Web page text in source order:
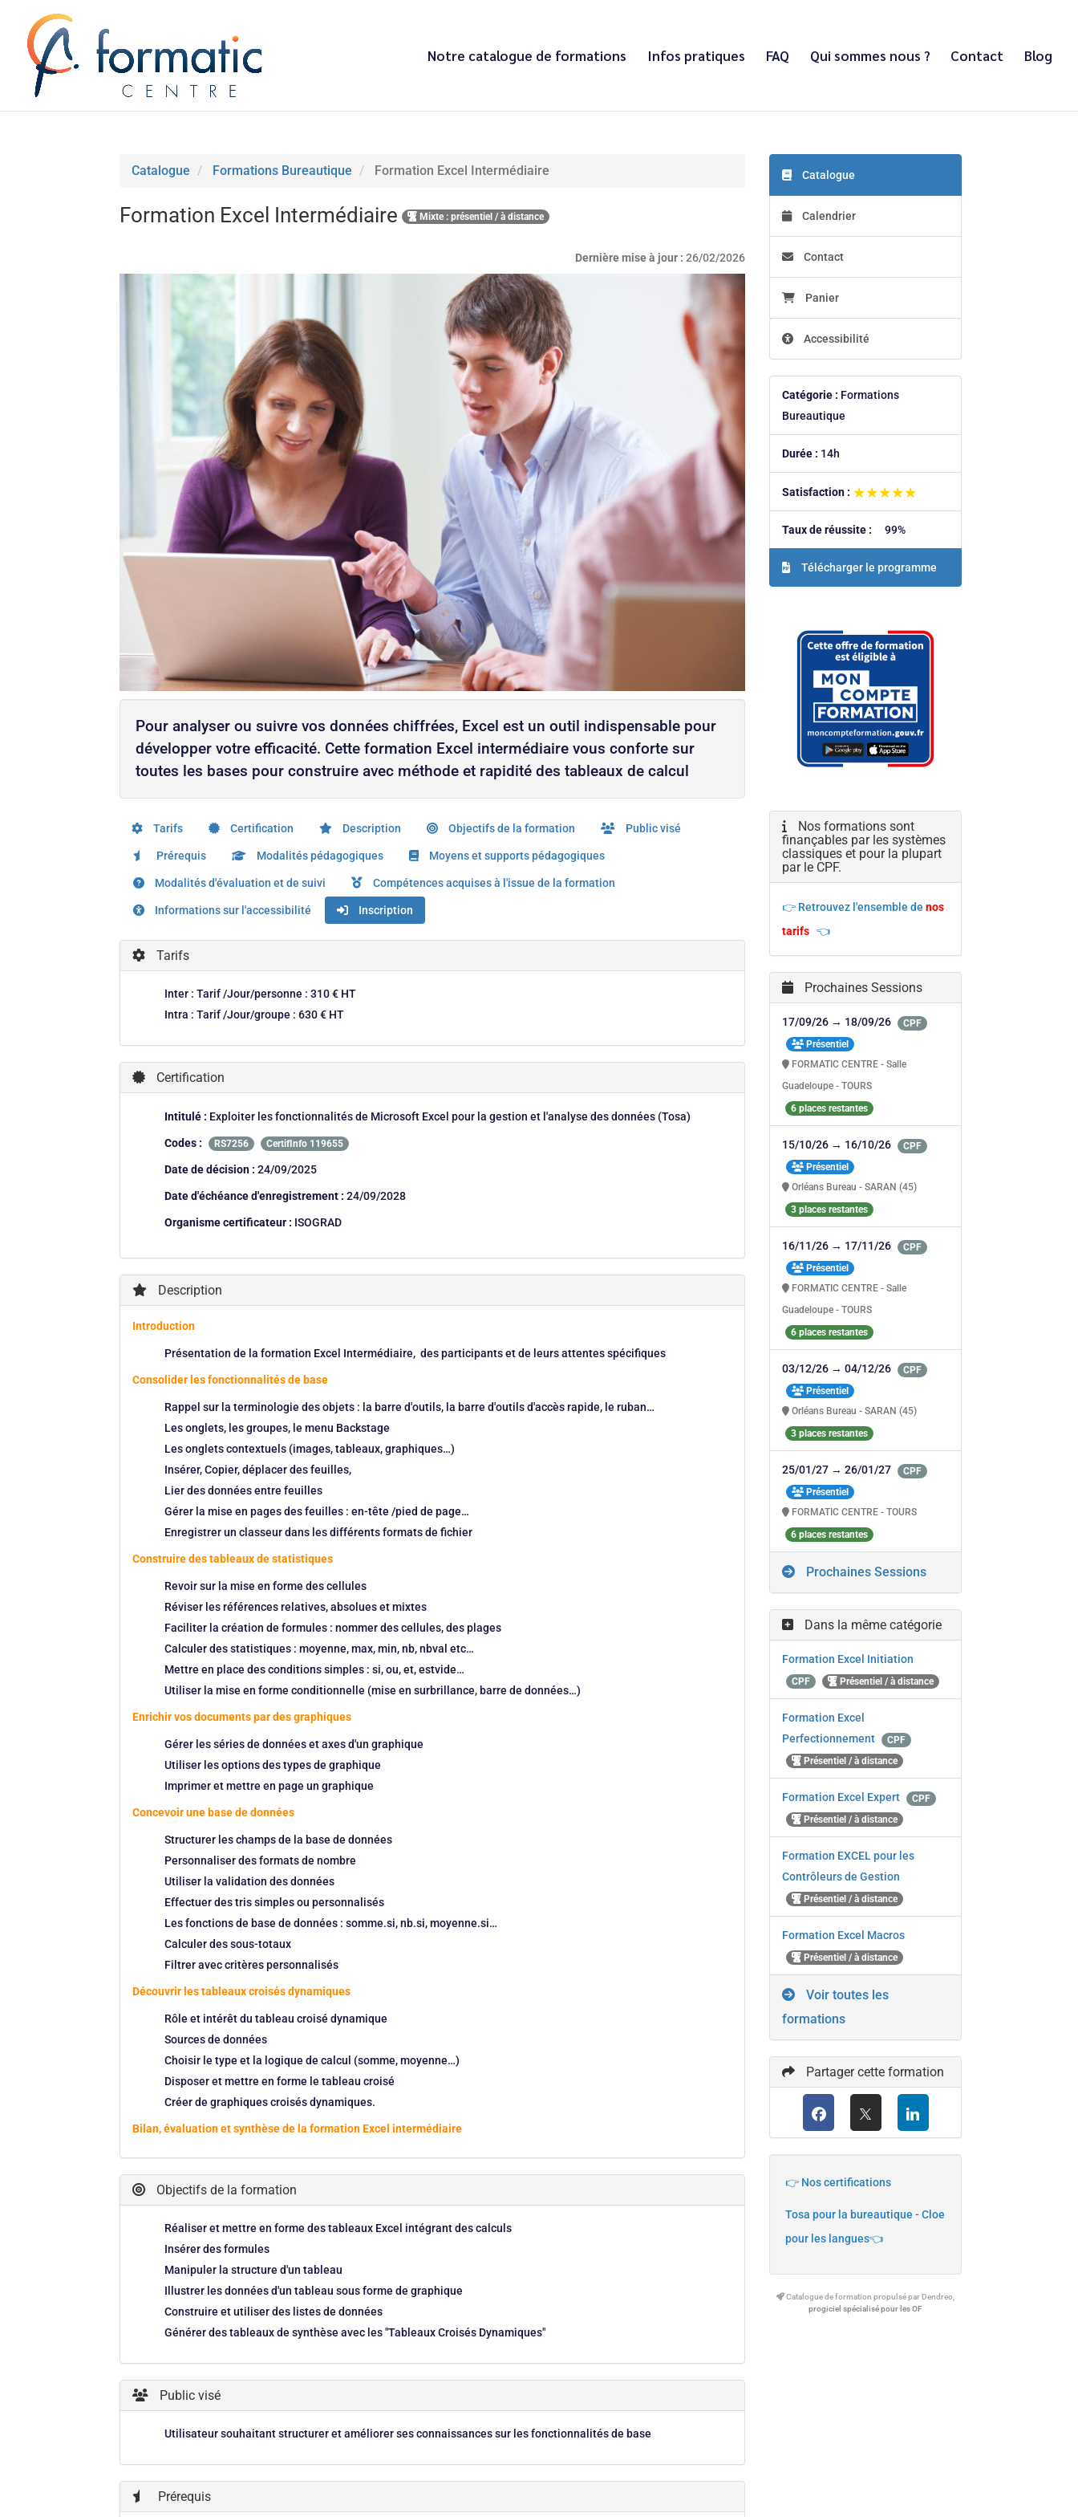
Notre catalogue de formations Infos pratiques FAQ Qui sommes nous ? Contact Blog
Catalogue Formations Bureautique Formation Excel Intermédiaire
Formation Excel Intermédiaire Mixte : présentiel / à distance
Dernière mise à jour :26/02/2026
Pour analyser ou suivre vos données chiffrées, Excel est un outil indispensable pour
développer votre efficacité. Cette formation Excel intermédiaire vous conforte sur
toutes les bases pour construire avec méthode et rapidité des tableaux de calcul
Tarifs Certification Description Objectifs de la formation Public visé
Prérequis Modalités pédagogiques Moyens et supports pédagogiques
Modalités d'évaluation et de suivi Compétences acquises à l'issue de la formation
Informations sur l'accessibilité Inscription
Tarifs
Inter : Tarif /Jour/personne : 310 € HT
Intra : Tarif /Jour/groupe : 630 € HT
Certification
Intitulé : Exploiter les fonctionnalités de Microsoft Excel pour la gestion et l'analyse des données (Tosa)
Codes : RS7256 CertifInfo 119655
Date de décision : 24/09/2025
Date d'échéance d'enregistrement : 24/09/2028
Organisme certificateur : ISOGRAD
Description
Introduction
Présentation de la formation Excel Intermédiaire, des participants et de leurs attentes spécifiques
Consolider les fonctionnalités de base
Rappel sur la terminologie des objets : la barre d'outils, la barre d'outils d'accès rapide, le ruban…
Les onglets, les groupes, le menu Backstage
Les onglets contextuels (images, tableaux, graphiques…)
Insérer, Copier, déplacer des feuilles,
Lier des données entre feuilles
Gérer la mise en pages des feuilles : en-tête /pied de page…
Enregistrer un classeur dans les différents formats de fichier
Construire des tableaux de statistiques
Revoir sur la mise en forme des cellules
Réviser les références relatives, absolues et mixtes
Faciliter la création de formules : nommer des cellules, des plages
Calculer des statistiques : moyenne, max, min, nb, nbval etc…
Mettre en place des conditions simples : si, ou, et, estvide…
Utiliser la mise en forme conditionnelle (mise en surbrillance, barre de données…)
Enrichir vos documents par des graphiques
Gérer les séries de données et axes d'un graphique
Utiliser les options des types de graphique
Imprimer et mettre en page un graphique
Concevoir une base de données
Structurer les champs de la base de données
Personnaliser des formats de nombre
Utiliser la validation des données
Effectuer des tris simples ou personnalisés
Les fonctions de base de données : somme.si, nb.si, moyenne.si…
Calculer des sous-totaux
Filtrer avec critères personnalisés
Découvrir les tableaux croisés dynamiques
Rôle et intérêt du tableau croisé dynamique
Sources de données
Choisir le type et la logique de calcul (somme, moyenne…)
Disposer et mettre en forme le tableau croisé
Créer de graphiques croisés dynamiques.
Bilan, évaluation et synthèse de la formation Excel intermédiaire
Objectifs de la formation
Réaliser et mettre en forme des tableaux Excel intégrant des calculs
Insérer des formules
Manipuler la structure d'un tableau
Illustrer les données d'un tableau sous forme de graphique
Construire et utiliser des listes de données
Générer des tableaux de synthèse avec les "Tableaux Croisés Dynamiques"
Public visé
Utilisateur souhaitant structurer et améliorer ses connaissances sur les fonctionnalités de base
Prérequis
Catalogue
Calendrier
Contact
Panier
Accessibilité
Catégorie : Formations
Bureautique
Durée : 14h
Satisfaction : ★★★★★
★★★★★
Taux de réussite : 99%
Télécharger le programme
Nos formations sont
finançables par les systèmes
classiques et pour la plupart
par le CPF.
👉 Retrouvez l'ensemble de nos
tarifs 👈
Prochaines Sessions
17/09/26 → 18/09/26
CPF
Présentiel
FORMATIC CENTRE - Salle
Guadeloupe - TOURS
6 places restantes
15/10/26 → 16/10/26
CPF
Présentiel
Orléans Bureau - SARAN (45)
3 places restantes
16/11/26 → 17/11/26
CPF
Présentiel
FORMATIC CENTRE - Salle
Guadeloupe - TOURS
6 places restantes
03/12/26 → 04/12/26
CPF
Présentiel
Orléans Bureau - SARAN (45)
3 places restantes
25/01/27 → 26/01/27
CPF
Présentiel
FORMATIC CENTRE - TOURS
6 places restantes
Prochaines Sessions
Dans la même catégorie
Formation Excel Initiation
CPF Présentiel / à distance
Formation Excel
Perfectionnement
CPF
Présentiel / à distance
Formation Excel Expert
CPF
Présentiel / à distance
Formation EXCEL pour les
Contrôleurs de Gestion
Présentiel / à distance
Formation Excel Macros
Présentiel / à distance
Voir toutes les
formations
Partager cette formation
👉 Nos certifications
Tosa pour la bureautique - Cloe
pour les langues👈
Catalogue de formation propulsé par Dendreo,
progiciel spécialisé pour les OF